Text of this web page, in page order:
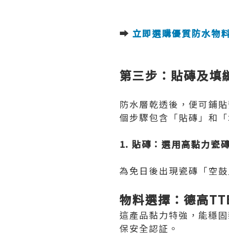
➡️ 立即選購優質防水物
第三步：貼磚及
防水層乾透後，便可鋪
個步驟包含「貼磚」和
1. 貼磚：選用高黏力瓷
為免日後出現瓷磚「空
物料選擇：德高
這產品黏力特強，能穩
保安全認証。